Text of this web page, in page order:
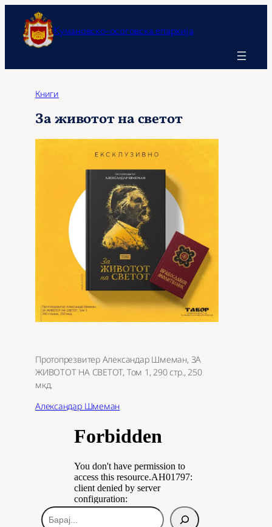
содржината Кумановско-осоговска епархија
Книги
За животот на светот
Протопрезвитер Александар Шмеман, ЗА
ЖИВОТОТ НА СВЕТОТ, Том 1, 290 стр., 250
мкд.
Александар Шмеман
Б